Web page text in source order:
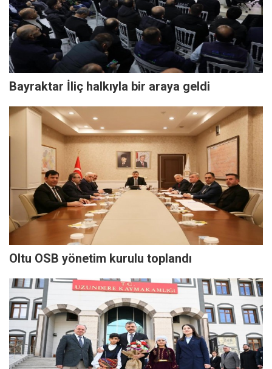
Bayraktar İliç halkıyla bir araya geldi
Oltu OSB yönetim kurulu toplandı